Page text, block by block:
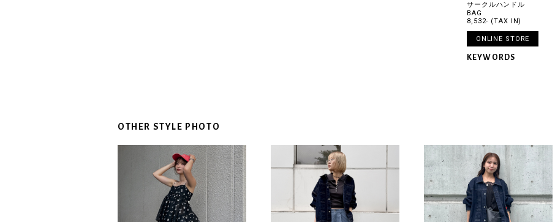
サークルハンドル
BAG
8,532- (TAX IN)
ONLINE STORE
KEYWORDS
OTHER STYLE PHOTO